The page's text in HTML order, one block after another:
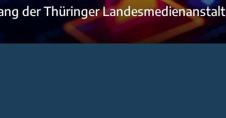
der Thüringer Landesmedienanstalt